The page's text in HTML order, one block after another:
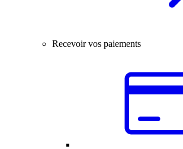
Recevoir vos paiements